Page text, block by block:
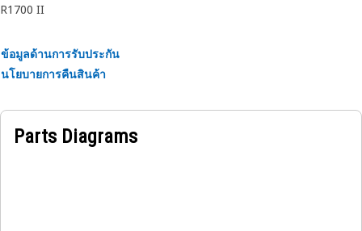
R1700 II
ข้อมูลด้านการรับประกัน
นโยบายการคืนสินค้า
Parts Diagrams